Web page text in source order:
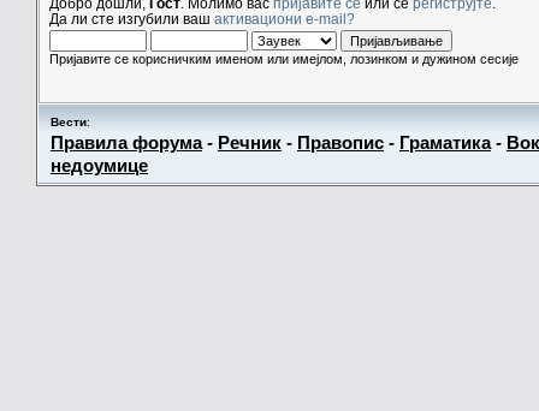
Да ли сте изгубили ваш активациони e-mail?
Пријавите се корисничким именом или имејлом, лозинком и дужином сесије
Вести:
Правила форума- Речник - Правопис - Граматика-
недоумице